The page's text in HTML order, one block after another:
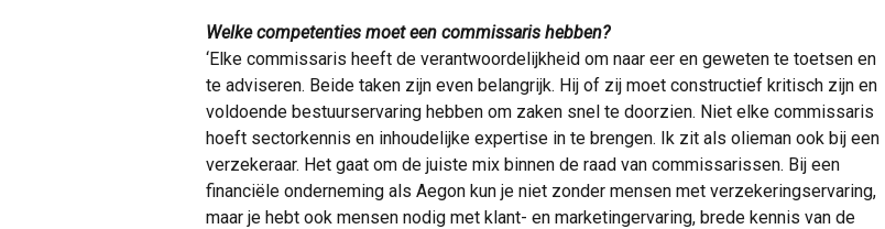
Welke competenties moet een commissaris hebben?
‘Elke commissaris heeft de verantwoordelijkheid om naar eer en geweten te toetsen en
te adviseren. Beide taken zijn even belangrijk. Hij of zij moet constructief kritisch zijn en
voldoende bestuurservaring hebben om zaken snel te doorzien. Niet elke commissaris
hoeft sectorkennis en inhoudelijke expertise in te brengen. Ik zit als olieman ook bij een
verzekeraar. Het gaat om de juiste mix binnen de raad van commissarissen. Bij een
financiële onderneming als Aegon kun je niet zonder mensen met verzekeringservaring,
maar je hebt ook mensen nodig met klant- en marketingervaring, brede kennis van de